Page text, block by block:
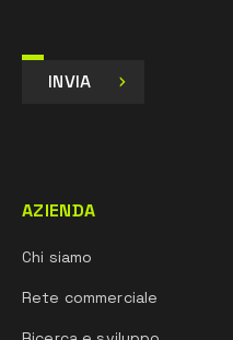
INVIA
AZIENDA
Chi siamo
Rete commerciale